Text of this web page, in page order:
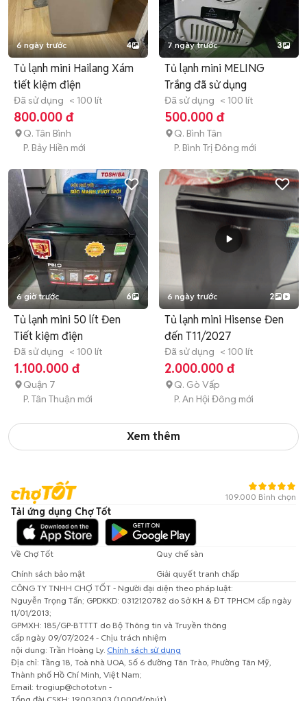
6 ngày trước 4
Tủ lạnh mini Hailang Xám
tiết kiệm điện
Đã sử dụng < 100 lít
800.000 đ
Q. Tân Bình
P. Bảy Hiền mới
7 ngày trước 3
Tủ lạnh mini MELING
Trắng đã sử dụng
Đã sử dụng < 100 lít
500.000 đ
Q. Bình Tân
P. Bình Trị Đông mới
6 giờ trước 6
Tủ lạnh mini 50 lít Đen
Tiết kiệm điện
Đã sử dụng < 100 lít
1.100.000 đ
Quận 7
P. Tân Thuận mới
6 ngày trước 2
Tủ lạnh mini Hisense Đen
đến T11/2027
Đã sử dụng < 100 lít
2.000.000 đ
Q. Gò Vấp
P. An Hội Đông mới
Xem thêm
109.000 Bình chọn
Tải ứng dụng Chợ Tốt
Về Chợ Tốt
Quy chế sàn
Chính sách bảo mật
Giải quyết tranh chấp
CÔNG TY TNHH CHỢ TỐT - Người đại diện theo pháp luật:
Nguyễn Trọng Tấn; GPDKKD: 0312120782 do Sở KH & ĐT TP.HCM cấp ngày
11/01/2013;
GPMXH: 185/GP-BTTTT do Bộ Thông tin và Truyền thông
cấp ngày 09/07/2024 - Chịu trách nhiệm
nội dung: Trần Hoàng Ly. Chính sách sử dụng
Địa chỉ: Tầng 18, Toà nhà UOA, Số 6 đường Tân Trào, Phường Tân Mỹ,
Thành phố Hồ Chí Minh, Việt Nam;
Email: trogiup@chotot.vn -